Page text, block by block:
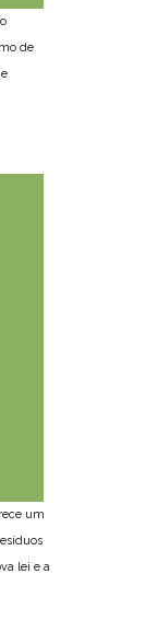
de
um
lei e a